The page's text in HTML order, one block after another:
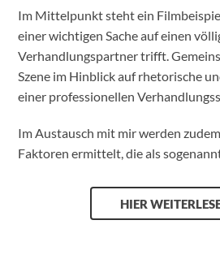
Im Mittelpunkt steht ein
einer wichtigen Sache auf einen
Verhandlungspartner trifft.
Szene im Hinblick auf rhetorische
einer professionellen
Im Austausch mit mir werden
Faktoren ermittelt, die als
HIER